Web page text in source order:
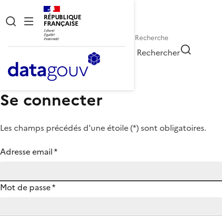
RÉPUBLIQUE
FRANÇAISE
Rechercher
Se connecter
Les champs précédés d'une étoile (*) sont obligatoires.
Adresse email*
Mot de passe*